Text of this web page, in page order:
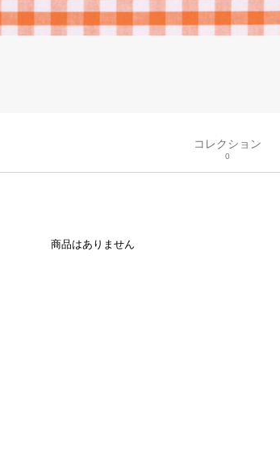
コレクション
0
商品はありません